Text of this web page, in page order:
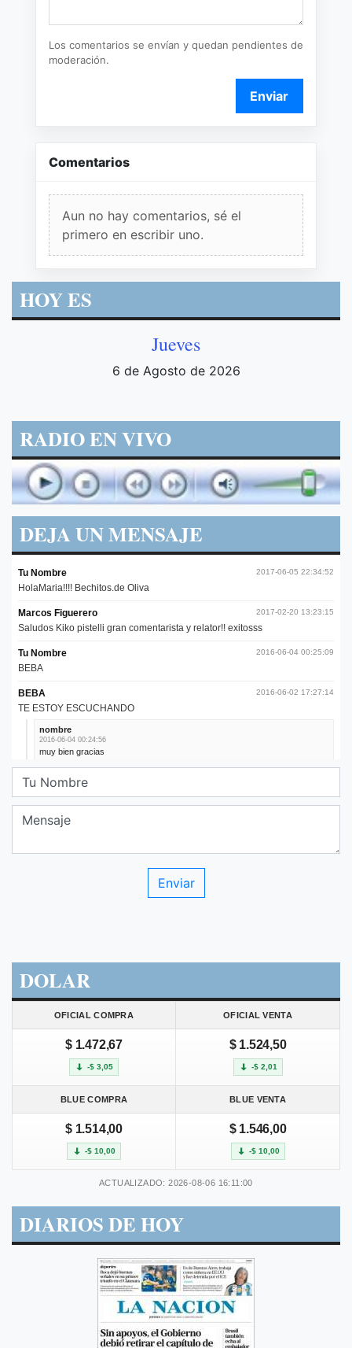
Los comentarios se envían y quedan pendientes de
moderación.
Enviar
Comentarios
Aun no hay comentarios, sé el
primero en escribir uno.
HOY ES
Jueves
6 de Agosto de 2026
RADIO EN VIVO
DEJA UN MENSAJE
DOLAR
OFICIAL COMPRA OFICIAL VENTA
$ 1.472,67
-$ 3,05
$ 1.524,50
-$ 2,01
BLUE COMPRA BLUE VENTA
$ 1.514,00
-$ 10,00
$ 1.546,00
-$ 10,00
ACTUALIZADO: 2026-08-06 16:11:00
DIARIOS DE HOY